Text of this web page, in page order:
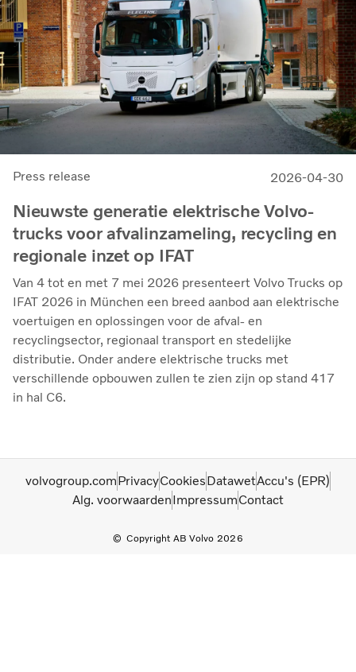
Press release 2026-04-30
Nieuwste generatie elektrische Volvo-
trucks voor afvalinzameling, recycling en
regionale inzet op IFAT
Van 4 tot en met 7 mei 2026 presenteert Volvo Trucks op
IFAT 2026 in München een breed aanbod aan elektrische
voertuigen en oplossingen voor de afval- en
recyclingsector, regionaal transport en stedelijke
distributie. Onder andere elektrische trucks met
verschillende opbouwen zullen te zien zijn op stand 417
in hal C6.
Copyright AB Volvo 2026
volvogroup.comPrivacyCookiesDatawetAccu's (EPR)
Alg. voorwaardenImpressumContact